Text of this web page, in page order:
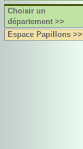
Choisir un
département >>
Espace Papillons >>